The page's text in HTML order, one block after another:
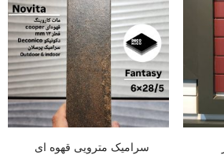
سرامیک مترویی قهوه ای